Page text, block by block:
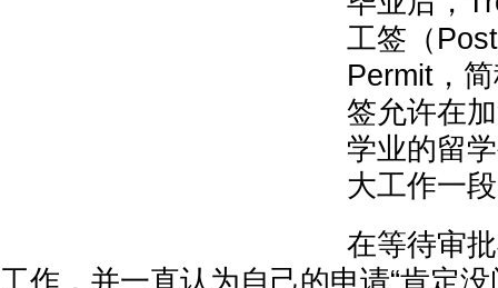
工签（
Permit，
签允许在
学业的留
大工作一
在等待审
工作，并一直认为自己的申请“肯定没